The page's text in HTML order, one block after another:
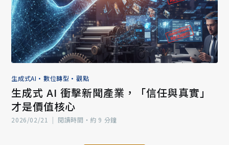
生成式AI •數位轉型 •觀點
生成式 AI 衝擊新聞產業，「信任與真實」
才是價值核心
2026/02/21 | 閱讀時間‧約 9 分鐘